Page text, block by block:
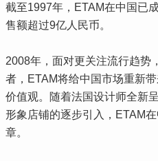
截至1997年，ETAM在中国已
售额超过9亿人民币。
2008年，面对更关注流行趋势
者，ETAM将给中国市场重新
价值观。随着法国设计师全新
形象店铺的逐步引入，ETAM
章。